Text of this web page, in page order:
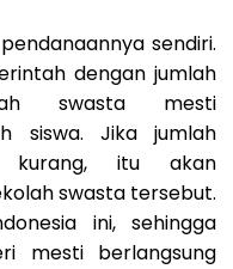
sendiri.
dengan jumlah
swasta mesti
siswa. Jika jumlah
kurang, itu akan
swasta tersebut.
ini, sehingga
mesti berlangsung